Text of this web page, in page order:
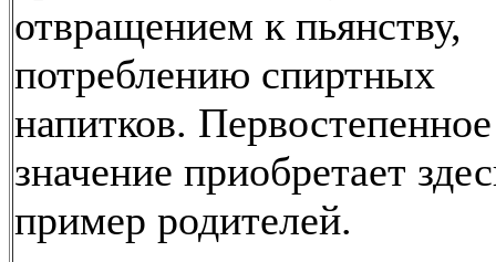
отвращением к пьянству,
потреблению спиртных
напитков. Первостепенное
значение приобретает
пример родителей.